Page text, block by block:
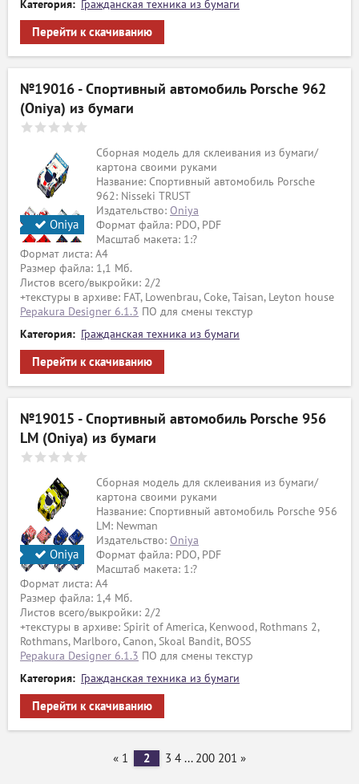
Категория: Гражданская техника из бумаги
Перейти к скачиванию
№19016 - Спортивный автомобиль Porsche 962
(Oniya) из бумаги
Oniya
Сборная модель для склеивания из бумаги/
картона своими руками
Название: Спортивный автомобиль Porsche
962: Nisseki TRUST
Издательство: Oniya
Формат файла: PDO, PDF
Масштаб макета: 1:?
Формат листа: А4
Размер файла: 1,1 Мб.
Листов всего/выкройки: 2/2
+текстуры в архиве: FAT, Lowenbrau, Coke, Taisan, Leyton house
Pepakura Designer 6.1.3 ПО для смены текстур
Категория: Гражданская техника из бумаги
Перейти к скачиванию
№19015 - Спортивный автомобиль Porsche 956
LM (Oniya) из бумаги
Oniya
Сборная модель для склеивания из бумаги/
картона своими руками
Название: Спортивный автомобиль Porsche 956
LM: Newman
Издательство: Oniya
Формат файла: PDO, PDF
Масштаб макета: 1:?
Формат листа: А4
Размер файла: 1,4 Мб.
Листов всего/выкройки: 2/2
+текстуры в архиве: Spirit of America, Kenwood, Rothmans 2,
Rothmans, Marlboro, Canon, Skoal Bandit, BOSS
Pepakura Designer 6.1.3 ПО для смены текстур
Категория: Гражданская техника из бумаги
Перейти к скачиванию
« 1 2 3 4 ... 200 201 »